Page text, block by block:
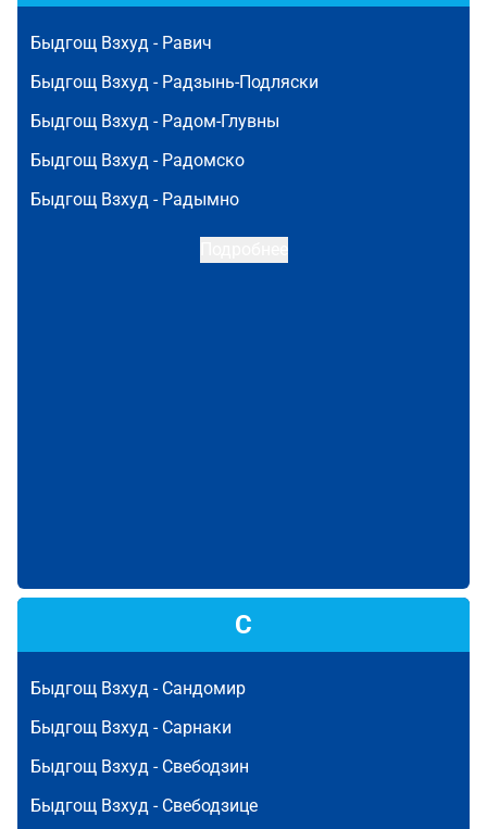
Быдгощ Взхуд - Равич
Быдгощ Взхуд - Радзынь-Подляски
Быдгощ Взхуд - Радом-Глувны
Быдгощ Взхуд - Радомско
Быдгощ Взхуд - Радымно
С
Быдгощ Взхуд - Сандомир
Быдгощ Взхуд - Сарнаки
Быдгощ Взхуд - Свебодзин
Быдгощ Взхуд - Свебодзице